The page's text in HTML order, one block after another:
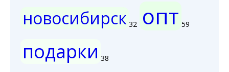
новосибирск 32 опт 59
подарки 38